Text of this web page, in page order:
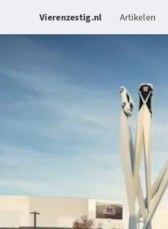
Vierenzestig.nl Artikelen